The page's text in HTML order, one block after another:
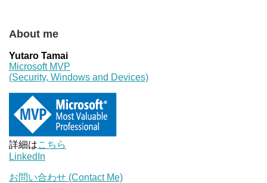
About me
Yutaro Tamai
Microsoft MVP
(Security, Windows and Devices)
詳細はこちら
LinkedIn
お問い合わせ (Contact Me)